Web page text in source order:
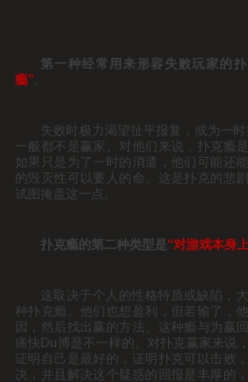
第一种经常用来形容失败玩家的
瘾”
失败时极力渴望扯平报复，或为一
一般都不是赢家。对他们来说，扑克瘾
如果只是为了一时的消遣，他们可能还
的毁灭性可以要人的命。这是扑克的悲
试图掩盖这一点。
扑克瘾的第二种类型是“对游戏本身
这取决于个人的性格特质或缺陷，
种扑克瘾。他们也想盈利，但若输了，
因，然后找出赢的方法。这种瘾与为赢
痛快Du博是不一样的。对扑克赢家来说
证明自己是最好的，证明扑克可以击败
决，并且解决这个疑惑的回报是丰厚的